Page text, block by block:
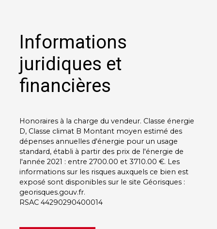
Informations
juridiques et
financières
Honoraires à la charge du vendeur. Classe énergie
D, Classe climat B Montant moyen estimé des
dépenses annuelles d'énergie pour un usage
standard, établi à partir des prix de l'énergie de
l'année 2021 : entre 2700.00 et 3710.00 €. Les
informations sur les risques auxquels ce bien est
exposé sont disponibles sur le site Géorisques :
georisques.gouv.fr.
RSAC 44290290400014